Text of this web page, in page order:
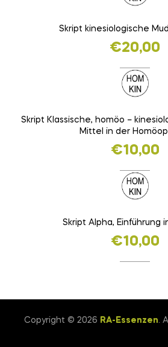
Skript kinesiologische
€20,00
Skript Klassische, homöo –
Mittel in der
€10,00
Skript Alpha, Einführung
€10,00
Copyright © 2026 RA-Essenzen .